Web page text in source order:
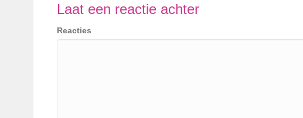
Laat een reactie achter
Reacties